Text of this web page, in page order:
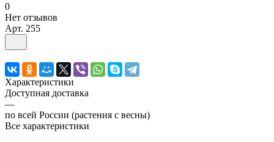
0
Нет отзывов
Арт. 255
Характеристики
Доступная доставка
—
по всей России (растения с весны)
Все характеристики